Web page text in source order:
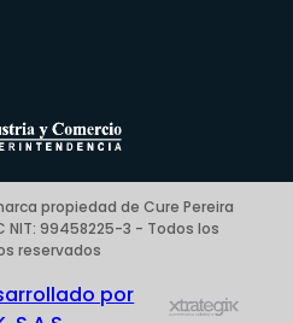
y condiciones
Place to Pay
privacidad
Blog
propiedad de Cure Pereira
NIT: 99458225-3 - Todos los
reservados
por